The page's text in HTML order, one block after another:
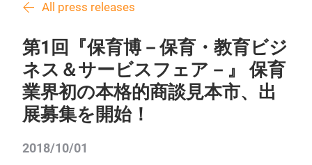
All press releases
第1回『保育博－保育・教育ビジ
ネス＆サービスフェア－』 保育
業界初の本格的商談見本市、出
展募集を開始！
2018/10/01